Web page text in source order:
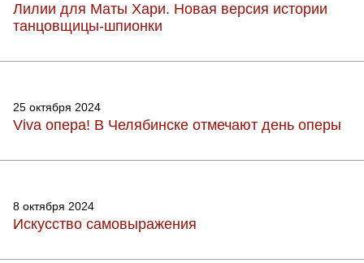
Лилии для Маты Хари. Новая версия истории
танцовщицы-шпионки
25 октября 2024
Viva опера! В Челябинске отмечают день оперы
8 октября 2024
Искусство самовыражения